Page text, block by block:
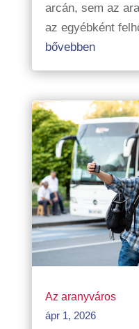
arcán, sem az
az egyébként
bővebben
Az aranyváros
ápr 1, 2026